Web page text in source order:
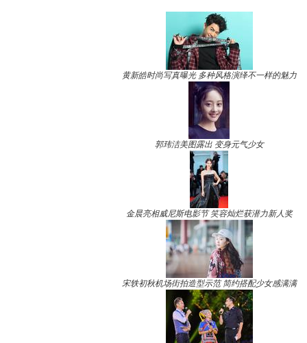
黄新皓时尚写真曝光 多种风格演绎不一样的魅力
郭玮洁美图露出 变身元气少女
金晨亮相威尼斯电影节 笑容灿烂获潜力新人奖
宋轶初秋机场街拍造型示范 简约搭配少女感满满